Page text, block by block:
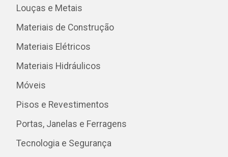
Louças e Metais
Materiais de Construção
Materiais Elétricos
Materiais Hidráulicos
Móveis
Pisos e Revestimentos
Portas, Janelas e Ferragens
Tecnologia e Segurança